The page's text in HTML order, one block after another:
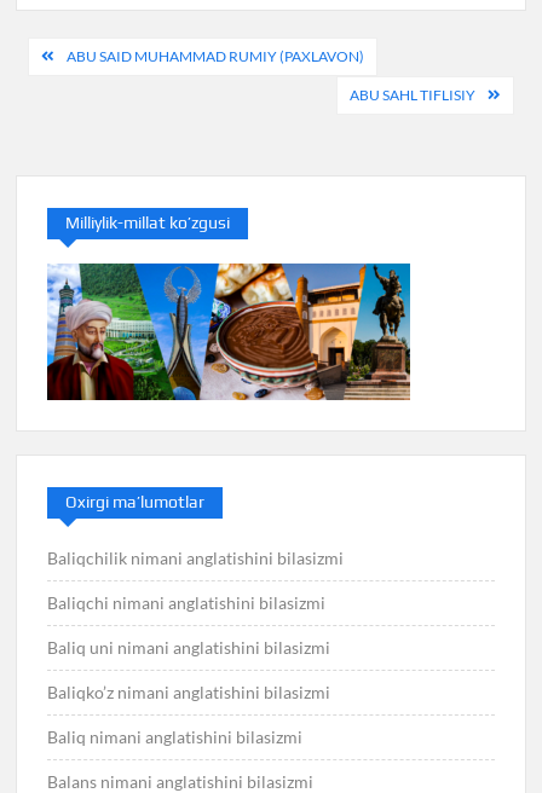
PostABU SAID MUHAMMAD RUMIY (PAXLAVON)
ABU SAHL TIFLISIY
Milliylik-millat ko’zgusi
Oxirgi ma’lumotlar
Baliqchilik nimani anglatishini bilasizmi
Baliqchi nimani anglatishini bilasizmi
Baliq uni nimani anglatishini bilasizmi
Baliqko’z nimani anglatishini bilasizmi
Baliq nimani anglatishini bilasizmi
Balans nimani anglatishini bilasizmi